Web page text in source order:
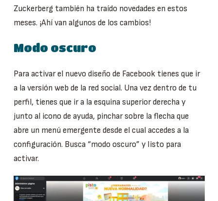
Zuckerberg también ha traído novedades en estos
meses. ¡Ahí van algunos de los cambios!
Modo oscuro
Para activar el nuevo diseño de Facebook tienes que ir
a la versión web de la red social. Una vez dentro de tu
perfil, tienes que ir a la esquina superior derecha y
junto al icono de ayuda, pinchar sobre la flecha que
abre un menú emergente desde el cual accedes a la
configuración. Busca “modo oscuro” y listo para
activar.